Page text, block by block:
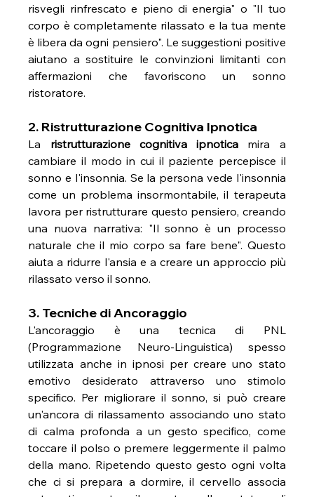
risvegli rinfrescato e pieno di energia" o "Il tuo
corpo è completamente rilassato e la tua mente
è libera da ogni pensiero". Le suggestioni positive
aiutano a sostituire le convinzioni limitanti con
affermazioni che favoriscono un sonno
ristoratore.
2. Ristrutturazione Cognitiva Ipnotica
La ristrutturazione cognitiva ipnotica mira a
cambiare il modo in cui il paziente percepisce il
sonno e l'insonnia. Se la persona vede l'insonnia
come un problema insormontabile, il terapeuta
lavora per ristrutturare questo pensiero, creando
una nuova narrativa: "Il sonno è un processo
naturale che il mio corpo sa fare bene". Questo
aiuta a ridurre l'ansia e a creare un approccio più
rilassato verso il sonno.
3. Tecniche di Ancoraggio
L'ancoraggio è una tecnica di PNL
(Programmazione Neuro-Linguistica) spesso
utilizzata anche in ipnosi per creare uno stato
emotivo desiderato attraverso uno stimolo
specifico. Per migliorare il sonno, si può creare
un'ancora di rilassamento associando uno stato
di calma profonda a un gesto specifico, come
toccare il polso o premere leggermente il palmo
della mano. Ripetendo questo gesto ogni volta
che ci si prepara a dormire, il cervello associa